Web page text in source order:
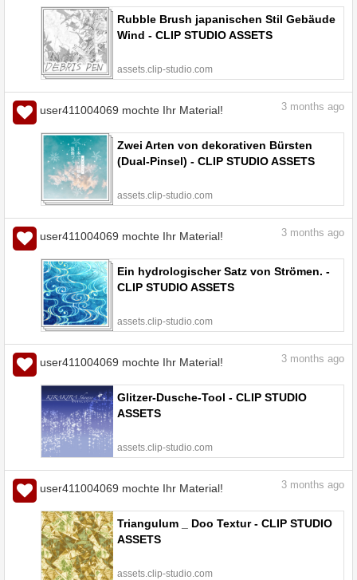
Rubble Brush japanischen Stil Gebäude
Wind - CLIP STUDIO ASSETS
assets.clip-studio.com
user411004069 mochte Ihr Material! 3 months ago
Zwei Arten von dekorativen Bürsten
(Dual-Pinsel) - CLIP STUDIO ASSETS
assets.clip-studio.com
user411004069 mochte Ihr Material! 3 months ago
Ein hydrologischer Satz von Strömen. -
CLIP STUDIO ASSETS
assets.clip-studio.com
user411004069 mochte Ihr Material! 3 months ago
Glitzer-Dusche-Tool - CLIP STUDIO
ASSETS
assets.clip-studio.com
user411004069 mochte Ihr Material! 3 months ago
Triangulum _ Doo Textur - CLIP STUDIO
ASSETS
assets.clip-studio.com